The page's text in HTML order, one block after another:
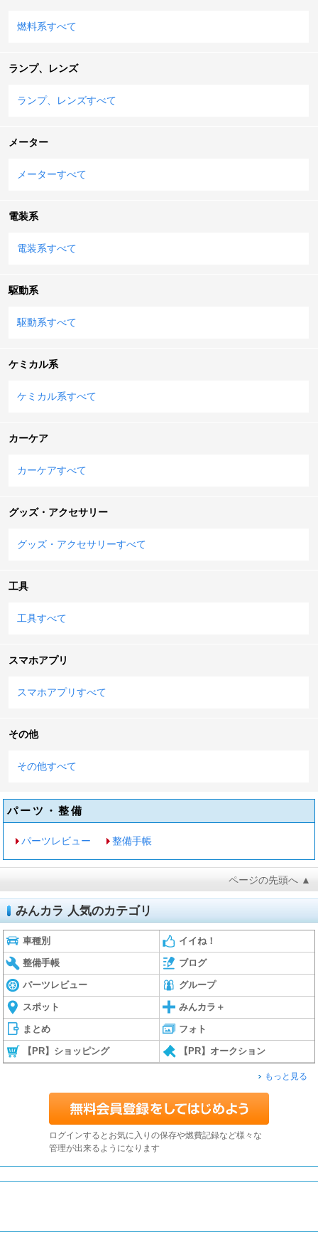
燃料系すべて
ランプ、レンズ
ランプ、レンズすべて
メーター
メーターすべて
電装系
電装系すべて
駆動系
駆動系すべて
ケミカル系
ケミカル系すべて
カーケア
カーケアすべて
グッズ・アクセサリー
グッズ・アクセサリーすべて
工具
工具すべて
スマホアプリ
スマホアプリすべて
その他
その他すべて
パーツ・整備
パーツレビュー 整備手帳
ページの先頭へ ▲
みんカラ 人気のカテゴリ
車種別 イイね！
整備手帳 ブログ
パーツレビュー グループ
スポット みんカラ＋
まとめ フォト
【PR】ショッピング 【PR】オークション
もっと見る
ログインするとお気に入りの保存や燃費記録など様々な
管理が出来るようになります